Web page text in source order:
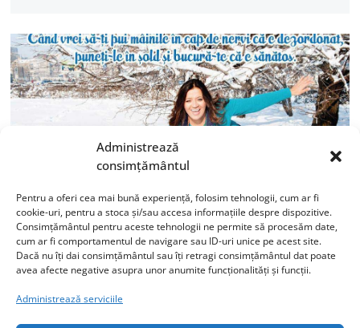
Administrează
consimțământul
Pentru a oferi cea mai bună experiență, folosim tehnologii, cum ar fi
cookie-uri, pentru a stoca și/sau accesa informațiile despre dispozitive.
Consimțământul pentru aceste tehnologii ne permite să procesăm date,
cum ar fi comportamentul de navigare sau ID-uri unice pe acest site.
Dacă nu îți dai consimțământul sau îți retragi consimțământul dat poate
avea afecte negative asupra unor anumite funcționalități și funcții.
Administrează serviciile
Cine vine la Campionatul de
joacă?
Sigur că noi, părinţii, suntem perfecţi. Sigur, le ştim